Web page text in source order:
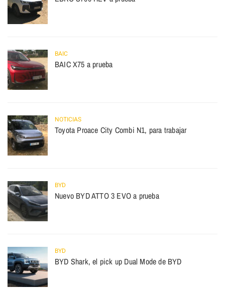
BAIC
BAIC X75 a prueba
NOTICIAS
Toyota Proace City Combi N1, para trabajar
BYD
Nuevo BYD ATTO 3 EVO a prueba
BYD
BYD Shark, el pick up Dual Mode de BYD